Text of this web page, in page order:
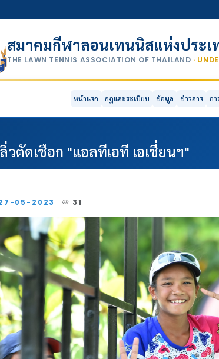
สมาคมกีฬาลอนเทนนิสแห่งประ
THE LAWN TENNIS ASSOCIATION OF THAILAND ·
หน้าแรก กฎและระเบียบ ข้อมูล ข่าวสาร ก
ตัดเชือก "แอลทีเอที เอเชี่ยนฯ"
27-05-2023 31